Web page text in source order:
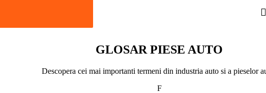
GLOSAR PIESE AUTO
Descopera cei mai importanti termeni din industria auto si a pieselor
F